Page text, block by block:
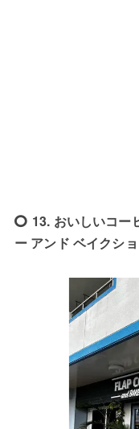
13. おいしいコー
ー アンド ベイクショ